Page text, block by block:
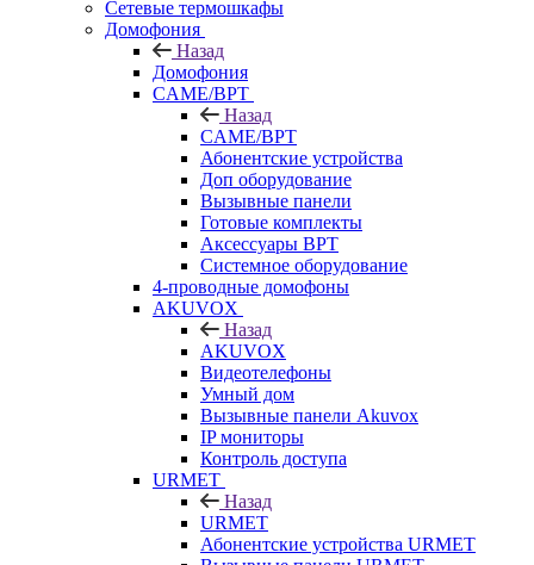
Сетевые термошкафы
Домофония
Назад
Домофония
CAME/BPT
Назад
CAME/BPT
Абонентские устройства
Доп оборудование
Вызывные панели
Готовые комплекты
Аксессуары BPT
Системное оборудование
4-проводные домофоны
AKUVOX
Назад
AKUVOX
Видеотелефоны
Умный дом
Вызывные панели Akuvox
IP мониторы
Контроль доступа
URMET
Назад
URMET
Абонентские устройства URMET